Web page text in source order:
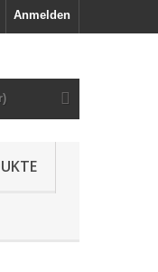
Anmelden